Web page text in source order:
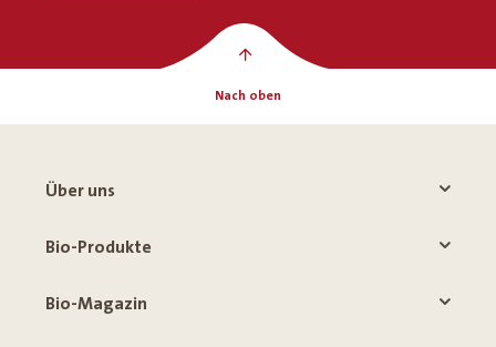
Nach oben
Über uns
Bio-Produkte
Bio-Magazin